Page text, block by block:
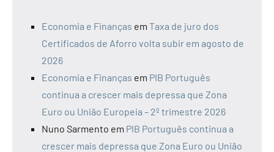
Economia e Finanças em Taxa de juro dos
Certificados de Aforro volta subir em agosto de
2026
Economia e Finanças em PIB Português
continua a crescer mais depressa que Zona
Euro ou União Europeia – 2º trimestre 2026
Nuno Sarmento em PIB Português continua a
crescer mais depressa que Zona Euro ou União